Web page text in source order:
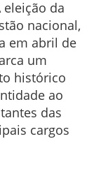
eleição da
nacional,
em abril de
um
histórico
ao
das
cargos